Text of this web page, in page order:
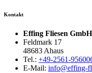
Kontakt
Effing Fliesen GmbH
Feldmark 17
48683 Ahaus
Tel.: +49-2561-
E-Mail: info@effing-